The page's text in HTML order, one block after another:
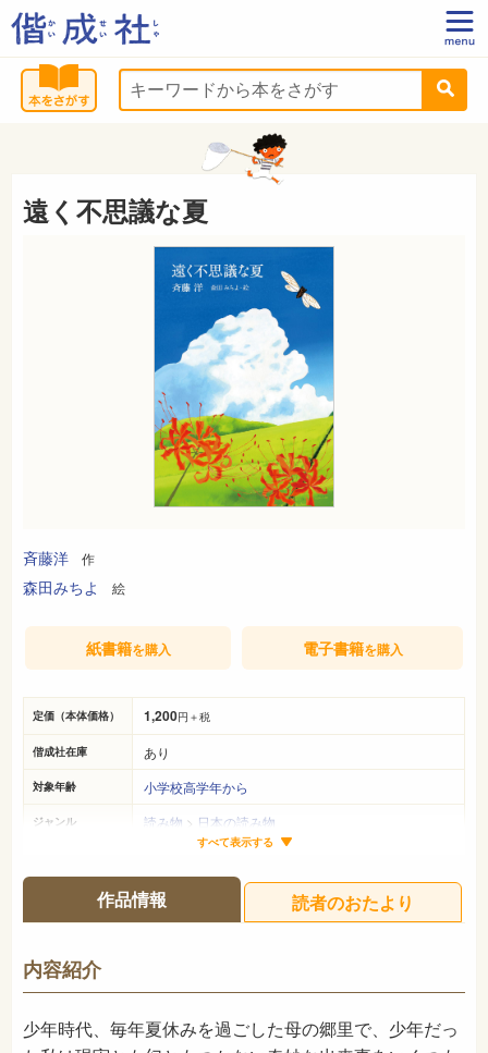
遠く不思議な夏
斉藤洋 作
森田みちよ 絵
定価（本体価格） 1,200円＋税
偕成社在庫 あり
対象年齢 小学校高学年から
ジャンル 読み物 > 日本の読み物
223ページ
ISBN 978-4-03-727130-5
NDC
発売日 2011年7月
すべて表示する
紙書籍を購入 電子書籍を購入
作品情報 読者のおたより
内容紹介
少年時代、毎年夏休みを過ごした母の郷里で、少年だっ